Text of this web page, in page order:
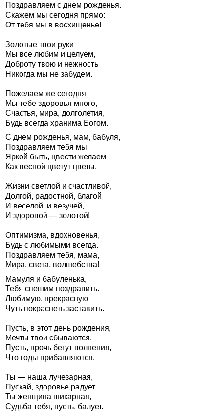
Поздравляем с днем рожденья.
Скажем мы сегодня прямо:
От тебя мы в восхищенье!
Золотые твои руки
Мы все любим и целуем,
Доброту твою и нежность
Никогда мы не забудем.
Пожелаем же сегодня
Мы тебе здоровья много,
Счастья, мира, долголетия,
Будь всегда хранима Богом.
С днем рожденья, мам, бабуля,
Поздравляем тебя мы!
Яркой быть, цвести желаем
Как весной цветут цветы.
Жизни светлой и счастливой,
Долгой, радостной, благой
И веселой, и везучей,
И здоровой — золотой!
Оптимизма, вдохновенья,
Будь с любимыми всегда.
Поздравляем тебя, мама,
Мира, света, волшебства!
Мамуля и бабуленька,
Тебя спешим поздравить.
Любимую, прекрасную
Чуть покраснеть заставить.
Пусть, в этот день рождения,
Мечты твои сбываются,
Пусть, прочь бегут волнения,
Что годы прибавляются.
Ты — наша лучезарная,
Пускай, здоровье радует.
Ты женщина шикарная,
Судьба тебя, пусть, балует.